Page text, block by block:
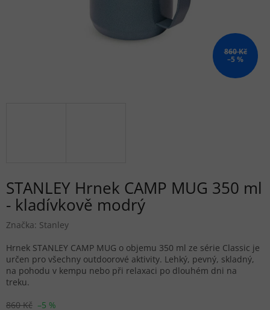
860 Kč
–5 %
STANLEY Hrnek CAMP MUG 350 ml
- kladívkově modrý
Značka: Stanley
860 Kč –5 %
Hrnek STANLEY CAMP MUG o objemu 350 ml ze série Classic je
určen pro všechny outdoorové aktivity. Lehký, pevný, skladný,
na pohodu v kempu nebo při relaxaci po dlouhém dni na
treku.